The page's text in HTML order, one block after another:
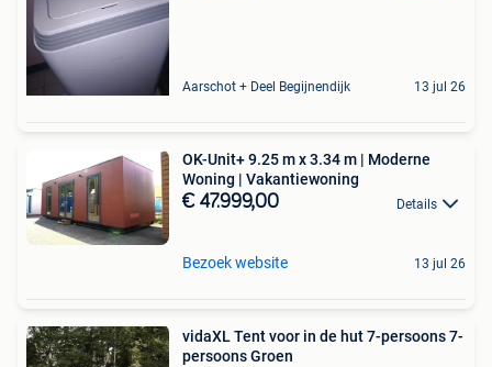
Aarschot + Deel Begijnendijk 13 jul 26
OK-Unit+ 9.25 m x 3.34 m | Moderne
Woning | Vakantiewoning
€ 47.999,00 Details
Bezoek website 13 jul 26
vidaXL Tent voor in de hut 7-persoons 7-
persoons Groen